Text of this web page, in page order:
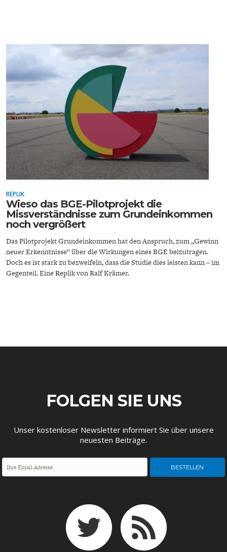
FACHKRÄFTEMANGEL
FINANZMÄRKTE
REPLIK
Wieso das BGE-Pilotprojekt die
Missverständnisse zum Grundeinkommen
noch vergrößert
Das Pilotprojekt Grundeinkommen hat den Anspruch, zum „Gewinn
neuer Erkenntnisse“ über die Wirkungen eines BGE beizutragen.
Doch es ist stark zu bezweifeln, dass die Studie dies leisten kann – im
Gegenteil. Eine Replik von Ralf Krämer.
FOLGEN SIE UNS
Unser kostenloser Newsletter informiert Sie über unsere
neuesten Beiträge.